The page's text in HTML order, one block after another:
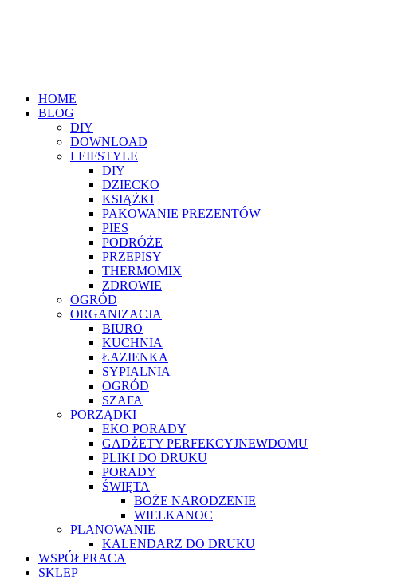
HOME
BLOG
DIY
DOWNLOAD
LEIFSTYLE
DIY
DZIECKO
KSIĄŻKI
PAKOWANIE PREZENTÓW
PIES
PODRÓŻE
PRZEPISY
THERMOMIX
ZDROWIE
OGRÓD
ORGANIZACJA
BIURO
KUCHNIA
ŁAZIENKA
SYPIALNIA
OGRÓD
SZAFA
PORZĄDKI
EKO PORADY
GADŻETY PERFEKCYJNEWDOMU
PLIKI DO DRUKU
PORADY
ŚWIĘTA
BOŻE NARODZENIE
WIELKANOC
PLANOWANIE
KALENDARZ DO DRUKU
WSPÓŁPRACA
SKLEP